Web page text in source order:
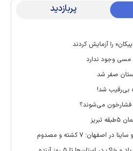
پربازدید
را آزمایش کردند
مسی وجود ندارد
صفر شد
بی‌رقیب شد!
فشارخون می‌شوند؟
۷ کشته و مصدوم